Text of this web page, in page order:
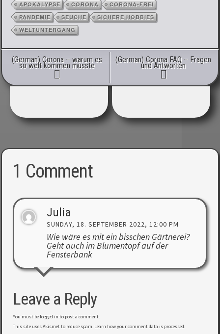
APOKALYPSE CORONA
CORONA-FREI
PANDEMIE
SEUCHE
SICHERE HOBBIES
WELTUNTERGANG
Post navigation
(German) Corona – warum es
so weit kommen musste
(German) Corona FAQ – Fragen
und Antworten
1 Comment
Julia
SUNDAY, 18. SEPTEMBER 2022, 12:00 PM
Wie wäre es mit ein bisschen Gärtnerei?
Geht auch im Blumentopf auf der
Fensterbank
Leave a Reply
You must be logged in to post a comment.
This site uses Akismet to reduce spam. Learn how your comment data is processed.